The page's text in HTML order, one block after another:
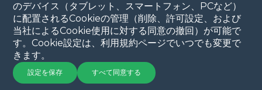
のデバイス（タブレット、スマートフォン、PCなど）
に配置されるCookieの管理（削除、許可設定、および
当社によるCookie使用に対する同意の撤回）が可能で
す。Cookie設定は、利用規約ページでいつでも変更で
きます。
設定を保存 すべて同意する
著作権 © 2025 QYSEAテクノロジー
規約